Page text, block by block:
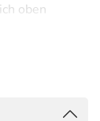
oben